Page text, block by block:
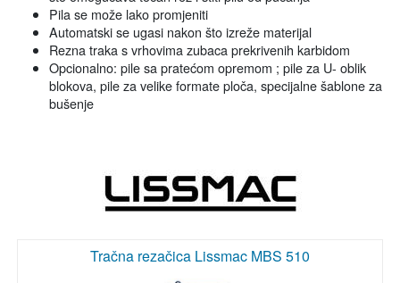
Pila se može lako promjeniti
Automatski se ugasi nakon što izreže materijal
Rezna traka s vrhovima zubaca prekrivenih karbidom
Opcionalno: pile sa pratećom opremom ; pile za U- oblik
blokova, pile za velike formate ploča, specijalne šablone za
bušenje
Tračna rezačica Lissmac MBS 510